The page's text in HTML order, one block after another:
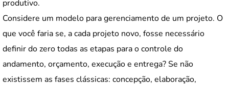
produtivo.
Considere um modelo para gerenciamento de um projeto. O
que você faria se, a cada projeto novo, fosse necessário
definir do zero todas as etapas para o controle do
andamento, orçamento, execução e entrega? Se não
existissem as fases clássicas: concepção, elaboração,